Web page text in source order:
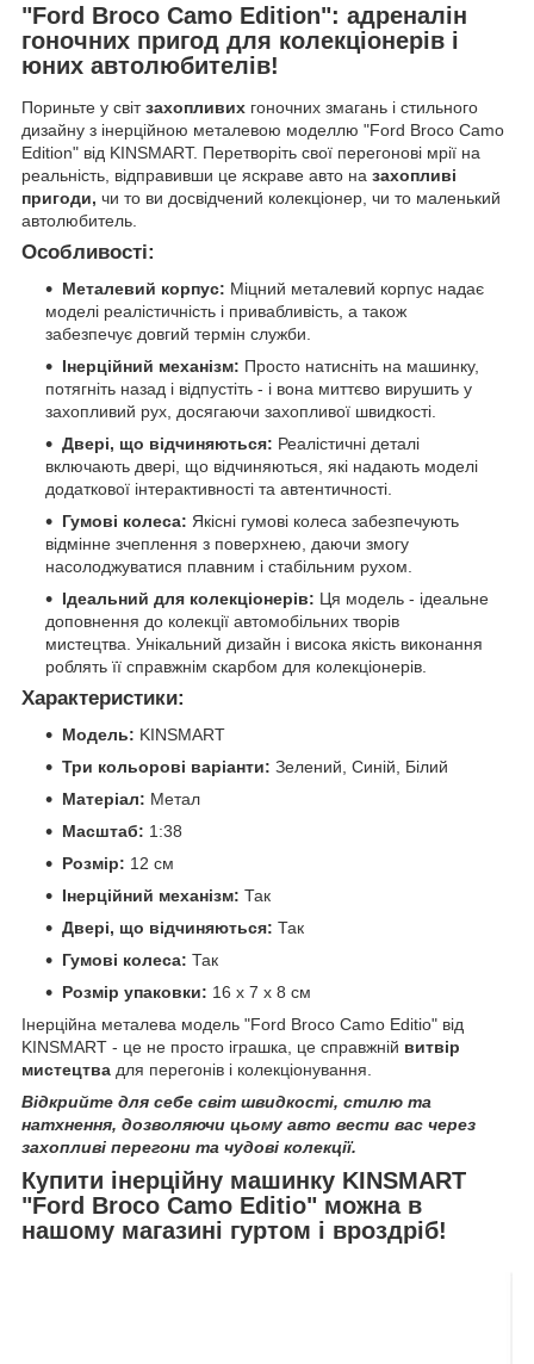
"Ford Broco Camo Edition": адреналін
гоночних пригод для колекціонерів і
юних автолюбителів!
Пориньте у світзахопливих гоночних змагань і стильного
дизайну з інерційною металевою моделлю "Ford Broco Camo
Edition" від KINSMART. Перетворіть свої перегонові мрії на
реальність, відправивши це яскраве авто на захопливі
пригоди, чи то ви досвідчений колекціонер, чи то маленький
автолюбитель.
Особливості:
Металевий корпус: Міцний металевий корпус надає
моделі реалістичність і привабливість, а також
забезпечує довгий термін служби.
Інерційний механізм: Просто натисніть на машинку,
потягніть назад і відпустіть - і вона миттєво вирушить у
захопливий рух, досягаючи захопливої швидкості.
Двері, що відчиняються: Реалістичні деталі
включають двері, що відчиняються, які надають моделі
додаткової інтерактивності та автентичності.
Гумові колеса: Якісні гумові колеса забезпечують
відмінне зчеплення з поверхнею, даючи змогу
насолоджуватися плавним і стабільним рухом.
Ідеальний для колекціонерів: Ця модель - ідеальне
доповнення до колекції автомобільних творів
мистецтва. Унікальний дизайн і висока якість виконання
роблять її справжнім скарбом для колекціонерів.
Характеристики:
Модель: KINSMART
Три кольорові варіанти: Зелений, Синій, Білий
Матеріал: Метал
Масштаб: 1:38
Розмір: 12 см
Інерційний механізм: Так
Двері, що відчиняються: Так
Гумові колеса: Так
Розмір упаковки: 16 x 7 x 8 см
Інерційна металева модель "Ford Broco Camo Editio" від
KINSMART - це не просто іграшка, це справжній витвір
мистецтва для перегонів і колекціонування.
Відкрийте для себе світ швидкості, стилю та
натхнення, дозволяючи цьому авто вести вас через
захопливі перегони та чудові колекції.
Купити інерційну машинку KINSMART
"Ford Broco Camo Editio" можна в
нашому магазині гуртом і вроздріб!